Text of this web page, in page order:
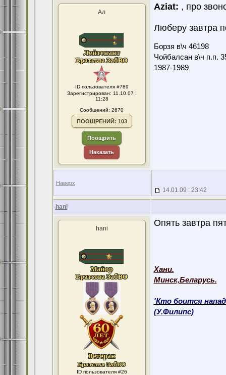
Ал
ID пользователя #789
Зарегистрирован: 11.10.07 :
11:28
Сообщений: 2670
ПООЩРЕНИЙ: 103
Поощрить
Наказать
Aziat: , про
Люберу завтра
Борзя в\ч 46198
Чойбалсан в\ч п.п.
1987-1989
Наверх
14.01.09 : 23:42
hani
hani
ID пользователя #26
Опять завтра
Хани.
Минск,Беларусь.
'Кто боится
(У.Филипс)